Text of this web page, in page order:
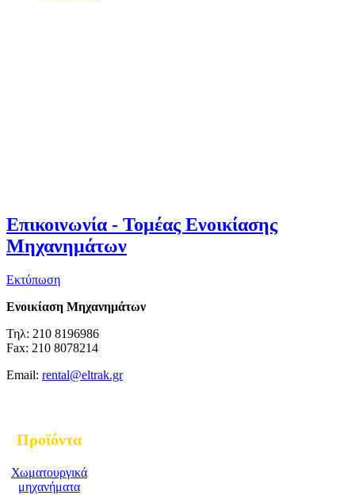
Επικοινωνία - Τομέας Ενοικίασης
Μηχανημάτων
Εκτύπωση
Ενοικίαση Μηχανημάτων
Τηλ: 210 8196986
Fax: 210 8078214
Email: rental@eltrak.gr
Προϊόντα
Χωματουργικά
μηχανήματα